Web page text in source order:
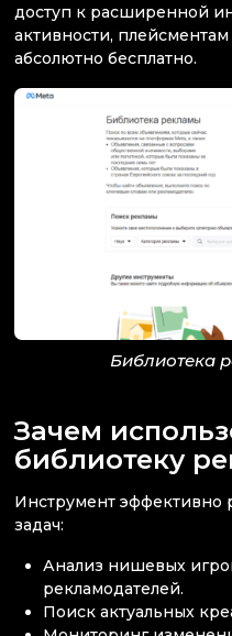
доступ к расширенной
активности,
абсолютно бесплатно.
Библиотека
Зачем
библиотеку
Инструмент эффективно
задач:
Анализ нишевых
рекламодателей.
Поиск актуальных